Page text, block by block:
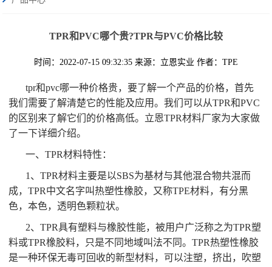
TPR和PVC哪个贵?TPR与PVC价格比较
时间：2022-07-15 09:32:35 来源：立恩实业 作者：TPE
tpr和pvc哪一种价格贵，要了解一个产品的价格，首先
我们需要了解清楚它的性能及应用。我们可以从TPR和PVC
的区别来了解它们的价格高低。立恩TPR材料厂家为大家做
了一下详细介绍。
一、TPR材料特性：
1、TPR材料主要是以SBS为基材与其他混合物共混而
成，TPR中文名字叫热塑性橡胶，又称TPE材料，有分黑
色，本色，透明色颗粒状。
2、TPR具有塑料与橡胶性能，被用户广泛称之为TPR塑
料或TPR橡胶料，只是不同地域叫法不同。TPR热塑性橡胶
是一种环保无毒可回收的新型材料，可以注塑，挤出，吹塑